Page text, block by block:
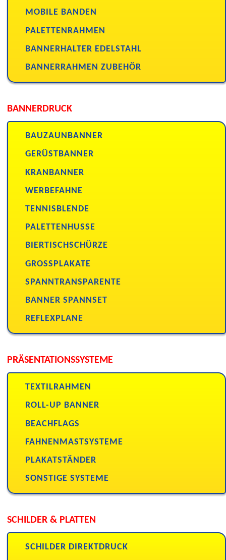
MOBILE BANDEN
PALETTENRAHMEN
BANNERHALTER EDELSTAHL
BANNERRAHMEN ZUBEHÖR
BANNERDRUCK
BAUZAUNBANNER
GERÜSTBANNER
KRANBANNER
WERBEFAHNE
TENNISBLENDE
PALETTENHUSSE
BIERTISCHSCHÜRZE
GROSSPLAKATE
SPANNTRANSPARENTE
BANNER SPANNSET
REFLEXPLANE
PRÄSENTATIONSSYSTEME
TEXTILRAHMEN
ROLL-UP BANNER
BEACHFLAGS
FAHNENMASTSYSTEME
PLAKATSTÄNDER
SONSTIGE SYSTEME
SCHILDER & PLATTEN
SCHILDER DIREKTDRUCK